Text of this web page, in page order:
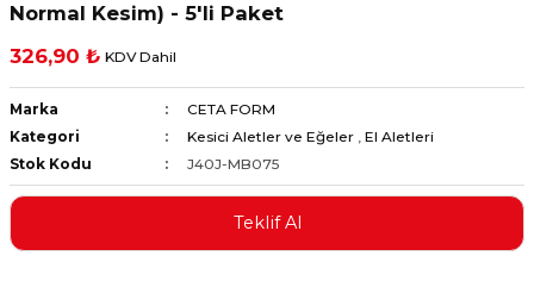
ve Multimetreler
ve Penseler
Normal Kesim) - 5'li Paket
326,90 ₺ KDV Dahil
Marka
CETA FORM
Kategori
Kesici Aletler ve Eğeler , El Aletleri
Stok Kodu
J40J-MB075
Teklif Al